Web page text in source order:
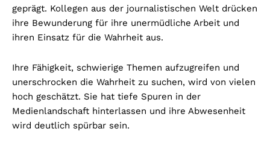
geprägt. Kollegen aus der journalistischen Welt drücken
ihre Bewunderung für ihre unermüdliche Arbeit und
ihren Einsatz für die Wahrheit aus.
Ihre Fähigkeit, schwierige Themen aufzugreifen und
unerschrocken die Wahrheit zu suchen, wird von vielen
hoch geschätzt. Sie hat tiefe Spuren in der
Medienlandschaft hinterlassen und ihre Abwesenheit
wird deutlich spürbar sein.